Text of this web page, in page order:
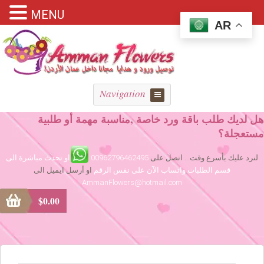
Navigation
هل لديك طلب باقة ورد خاصة ,مناسبة مهمة أو طلبية
مستعجلة؟
لنرد عليك بأسرع وقت... اتصل على 00962796462495
او تحدث مباشرة الى
قسم الطلبات واتساب الآن على نفس الرقم او أرسل ايميل الى
AmmanFlowers@hotmail.com
$0.00
AR
MENU